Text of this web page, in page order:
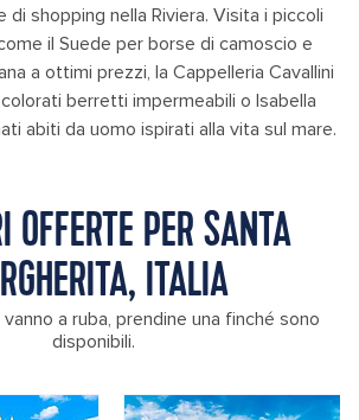
shopping nella Riviera. Visita i piccoli
il Suede per borse di camoscio e
a ottimi prezzi, la Cappelleria Cavallini
berretti impermeabili o Isabella
abiti da uomo ispirati alla vita sul mare.
OFFERTE PER SANTA
ITALIA
a ruba, prendine una finché sono
disponibili.